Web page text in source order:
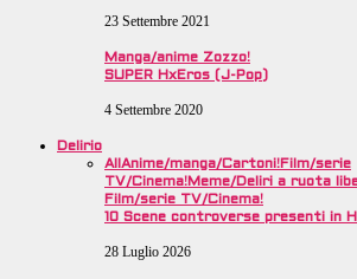
23 Settembre 2021
Manga/anime Zozzo!
SUPER HxEros (J-Pop)
4 Settembre 2020
Delirio
All Anime/manga/Cartoni!Film/serie
TV/Cinema!Meme/Deliri a ruota
Film/serie TV/Cinema!
10 Scene controverse presenti in
28 Luglio 2026